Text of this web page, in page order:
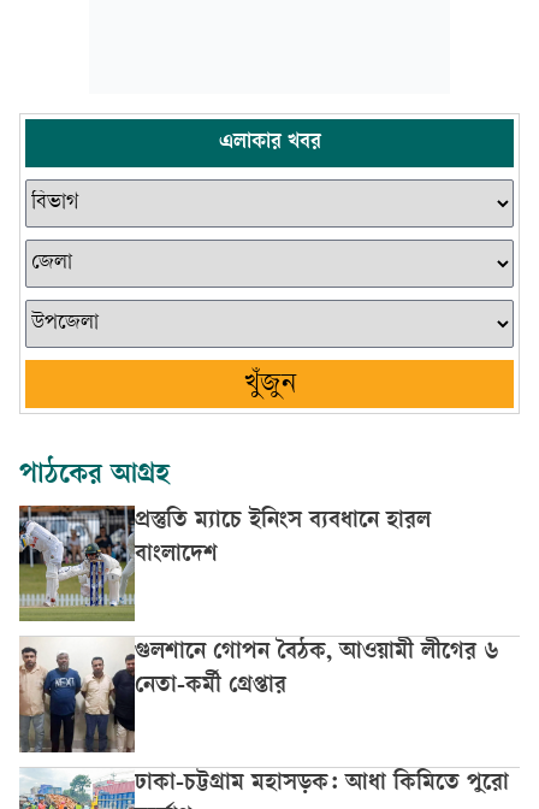
এলাকার খবর
খুঁজুন
পাঠকের আগ্রহ
প্রস্তুতি ম্যাচে ইনিংস ব্যবধানে হারল
বাংলাদেশ
গুলশানে গোপন বৈঠক, আওয়ামী লীগের ৬
নেতা-কর্মী গ্রেপ্তার
ঢাকা-চট্টগ্রাম মহাসড়ক: আধা কিমিতে পুরো